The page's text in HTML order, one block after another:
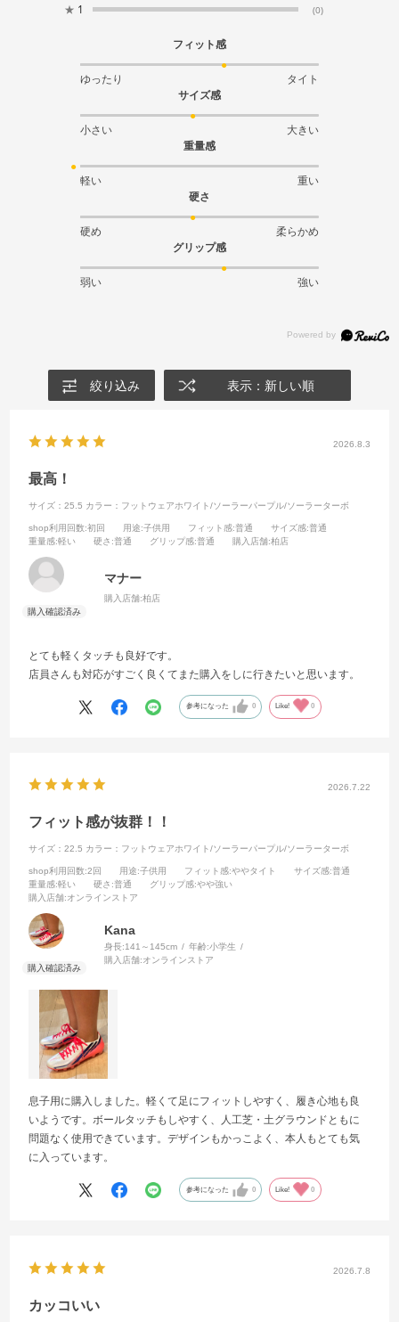
★ 1 (0)
フィット感
ゆったり
タイト
サイズ感
小さい
大きい
重量感
軽い
重い
硬さ
硬め
柔らかめ
グリップ感
弱い 強い
絞り込み 表示：新しい順
2026.8.3
最高！
サイズ：25.5 カラー：フットウェアホワイト/ソーラーパープル/ソーラーターボ
shop利用回数:初回 用途:子供用 フィット感:普通 サイズ感:普通
重量感:軽い 硬さ :普通 グリップ感:普通 購入店舗:柏店
マナー
購入店舗:柏店
とても軽くタッチも良好です。
店員さんも対応がすごく良くてまた購入をしに行きたいと思います。
参考になった 0 Like! 0
2026.7.22
フィット感が抜群！！
サイズ：22.5 カラー：フットウェアホワイト/ソーラーパープル/ソーラーターボ
shop利用回数:2回 用途:子供用 フィット感:ややタイト サイズ感:普通
重量感:軽い 硬さ :普通 グリップ感:やや強い
購入店舗:オンラインストア
Kana
身長:141～145cm 年齢:小学生
購入店舗:オンラインストア
息子用に購入しました。軽くて足にフィットしやすく、履き心地も良
いようです。ボールタッチもしやすく、人工芝・土グラウンドともに
問題なく使用できています。デザインもかっこよく、本人もとても気
に入っています。
参考になった 0 Like! 0
2026.7.8
カッコいい